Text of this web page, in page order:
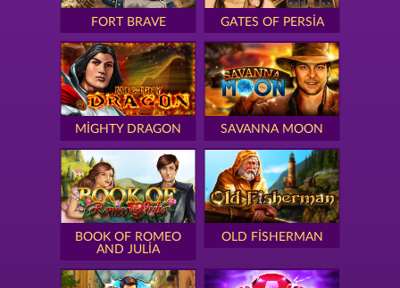
FORT BRAVE GATES OF PERSIA
MIGHTY DRAGON SAVANNA MOON
BOOK OF ROMEO
AND JULIA
OLD FISHERMAN